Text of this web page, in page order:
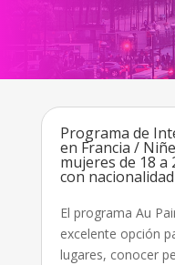
Programa de
en Francia /
mujeres de 18 a
con
El programa Au
excelente opción
lugares, conocer